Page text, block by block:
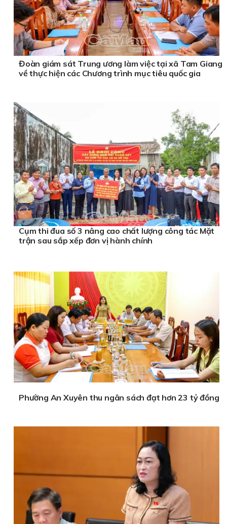
Đoàn giám sát Trung ương làm việc tại xã Tam Giang
về thực hiện các Chương trình mục tiêu quốc gia
Cụm thi đua số 3 nâng cao chất lượng công tác Mặt
trận sau sắp xếp đơn vị hành chính
Phường An Xuyên thu ngân sách đạt hơn 23 tỷ đồng